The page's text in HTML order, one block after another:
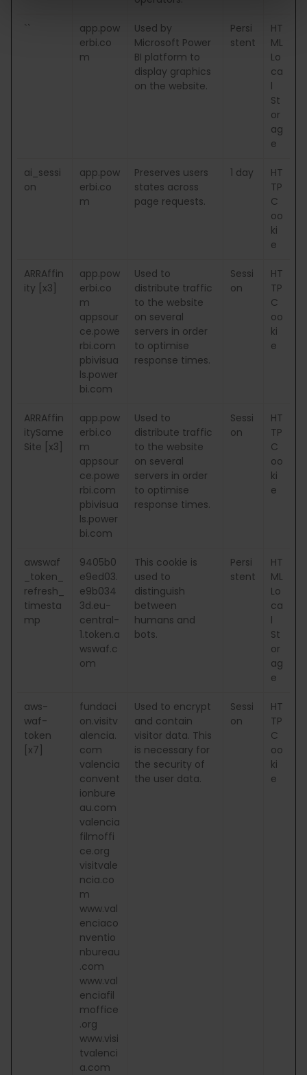
``
app.pow
erbi.co
m
Used by
Microsoft Power
BI platform to
display graphics
on the website.
Persi
stent
HT
ML
Lo
ca
l
St
or
ag
e
ai_sessi
on
app.pow
erbi.co
m
Preserves users
states across
page requests.
1 day
HT
TP
C
oo
ki
e
ARRAffin
ity [x3]
app.pow
erbi.co
m
appsour
ce.powe
rbi.com
pbivisua
ls.power
bi.com
Used to
distribute traffic
to the website
on several
servers in order
to optimise
response times.
Sessi
on
HT
TP
C
oo
ki
e
ARRAffin
itySame
Site [x3]
app.pow
erbi.co
m
appsour
ce.powe
rbi.com
pbivisua
ls.power
bi.com
Used to
distribute traffic
to the website
on several
servers in order
to optimise
response times.
Sessi
on
HT
TP
C
oo
ki
e
awswaf
_token_
refresh_
timesta
mp
9405b0
e9ed03.
e9b034
3d.eu-
central-
1.token.a
wswaf.c
om
This cookie is
used to
distinguish
between
humans and
bots.
Persi
stent
HT
ML
Lo
ca
l
St
or
ag
e
aws-
waf-
token
[x7]
fundaci
on.visitv
alencia.
com
valencia
convent
ionbure
au.com
valencia
filmoffi
ce.org
visitvale
ncia.co
m
www.val
enciaco
nventio
nbureau
.com
www.val
enciafil
moffice
.org
www.visi
tvalenci
a.com
Used to encrypt
and contain
visitor data. This
is necessary for
the security of
the user data.
Sessi
on
HT
TP
C
oo
ki
e